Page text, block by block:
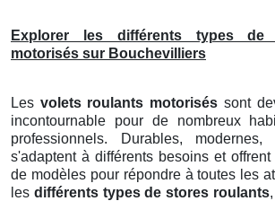
Explorer les différents types de
motorisés sur Bouchevilliers
Les volets roulants motorisés sont
incontournable pour de nombreux
professionnels. Durables,
s'adaptent à différents besoins et
de modèles pour répondre à toutes les
les différents types de stores roulants